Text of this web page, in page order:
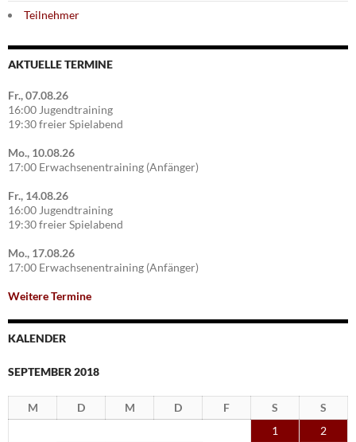
Teilnehmer
AKTUELLE TERMINE
Fr., 07.08.26
16:00 Jugendtraining
19:30 freier Spielabend
Mo., 10.08.26
17:00 Erwachsenentraining (Anfänger)
Fr., 14.08.26
16:00 Jugendtraining
19:30 freier Spielabend
Mo., 17.08.26
17:00 Erwachsenentraining (Anfänger)
Weitere Termine
KALENDER
SEPTEMBER 2018
M D M D F S
S
1
2